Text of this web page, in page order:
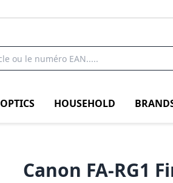
OPTICS HOUSEHOLD
Canon FA-RG1